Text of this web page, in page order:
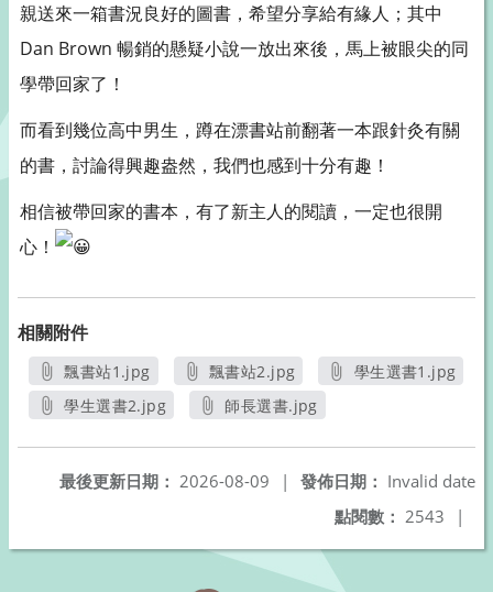
親送來一箱書況良好的圖書，希望分享給有緣人；其中
Dan Brown 暢銷的懸疑小說一放出來後，馬上被眼尖的同
學帶回家了！
而看到幾位高中男生，蹲在漂書站前翻著一本跟針灸有關
的書，討論得興趣盎然，我們也感到十分有趣！
相信被帶回家的書本，有了新主人的閱讀，一定也很開
心！
相關附件
飄書站1.jpg
另開新視窗
飄書站2.jpg
另開新視窗
學生選書1.jpg
學生選書2.jpg
師長選書.jpg
發佈日期： Invalid date
最後更新日期： 2026-08-09
|
點閱數： 2543 |